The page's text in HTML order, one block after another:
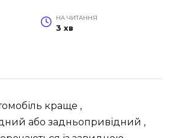
НА ЧИТАННЯ
3 хв
краще ,
або задньопривідний ,